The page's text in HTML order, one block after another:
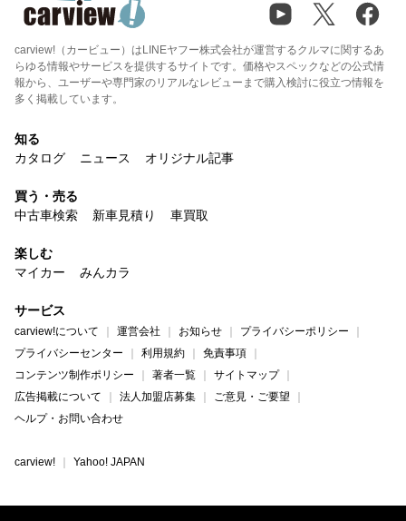
carview!（カービュー）はLINEヤフー株式会社が運営するクルマに関するあ
らゆる情報やサービスを提供するサイトです。価格やスペックなどの公式情
報から、ユーザーや専門家のリアルなレビューまで購入検討に役立つ情報を
多く掲載しています。
知る
カタログ
ニュース オリジナル記事
買う・売る
中古車検索
新車見積り 車買取
楽しむ
マイカー
みんカラ
サービス
carview!について 運営会社 お知らせ
プライバシーポリシー
プライバシーセンター
利用規約
免責事項
コンテンツ制作ポリシー
著者一覧
サイトマップ
広告掲載について
法人加盟店募集
ご意見・ご要望
ヘルプ・お問い合わせ
carview! Yahoo! JAPAN